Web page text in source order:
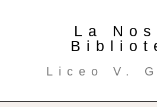
La
Liceo V.